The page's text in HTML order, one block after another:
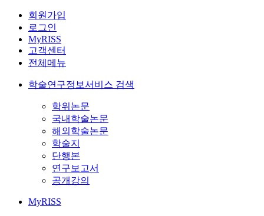
회원가입
로그인
MyRISS
고객센터
전체메뉴
학술연구정보서비스 검색
학위논문
국내학술논문
해외학술논문
학술지
단행본
연구보고서
공개강의
MyRISS